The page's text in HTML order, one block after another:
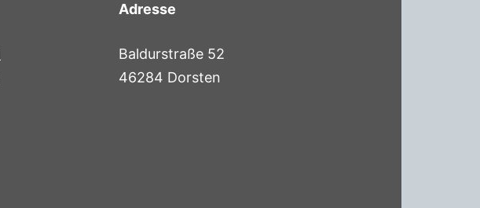
Adresse
Baldurstraße 52
46284 Dorsten